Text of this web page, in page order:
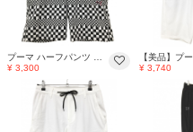
プーマ ハーフパンツ 白×黒 ブロックチェック メンズ 88 ゴルフウェア PUMA
¥ 3,300
¥ 3,740